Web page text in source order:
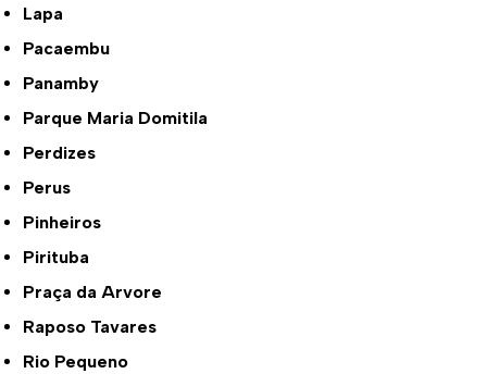
Lapa
Pacaembu
Panamby
Parque Maria Domitila
Perdizes
Perus
Pinheiros
Pirituba
Praça da Arvore
Raposo Tavares
Rio Pequeno